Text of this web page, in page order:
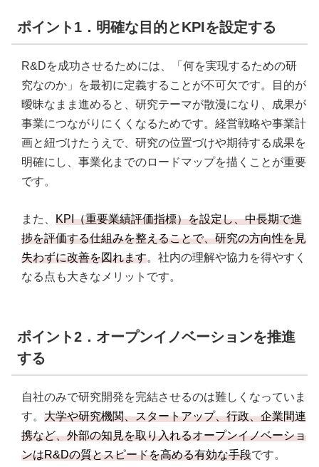
ポイント1．明確な目的とKPIを設定する
R&Dを成功させるためには、「何を実現するための研
究なのか」を最初に定義することが不可欠です。目的が
曖昧なまま進めると、研究テーマが散漫になり、成果が
事業につながりにくくなるためです。経営戦略や事業計
画と紐づけたうえで、研究の位置づけや期待する成果を
明確にし、事業化までのロードマップを描くことが重要
です。
また、 KPI（重要業績評価指標）を設定し、中長期で進
捗を評価する仕組みを整えることで、研究の方向性を見
失わずに改善を図れます。社内の理解や協力を得やすく
なる点も大きなメリットです。
ポイント2．オープンイノベーションを推進
する
自社のみで研究開発を完結させるのは難しくなっていま
す。 大学や研究機関、スタートアップ、行政、企業間連
携など、外部の知見を取り入れるオープンイノベーショ
ンはR&Dの質とスピードを高める有効な手段です。